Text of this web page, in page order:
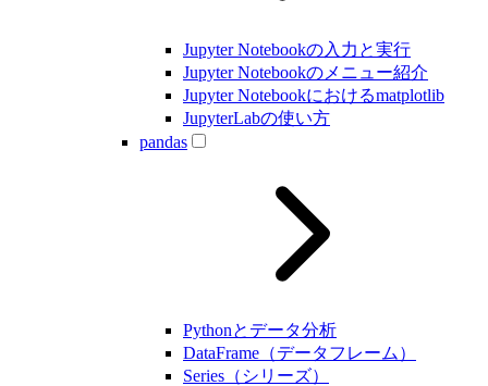
Jupyter Notebookの入力と実行
Jupyter Notebookのメニュー紹介
Jupyter Notebookにおけるmatplotlib
JupyterLabの使い方
pandas
Pythonとデータ分析
DataFrame（データフレーム）
Series（シリーズ）